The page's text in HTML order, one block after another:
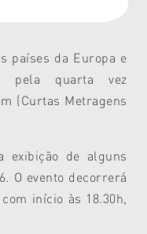
países da Europa e
pela quarta vez
(Curtas Metragens
exibição de alguns
O evento decorrerá
início às 18.30h,